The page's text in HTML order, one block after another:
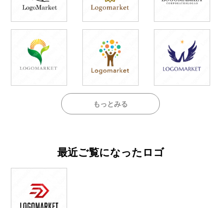
もっとみる
最近ご覧になったロゴ